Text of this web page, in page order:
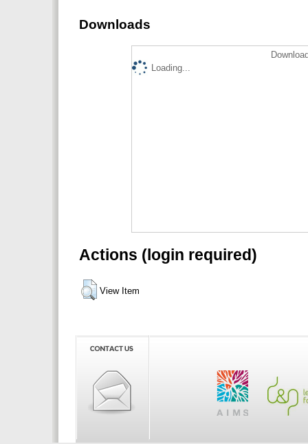
Downloads
Loading...
Actions (login required)
View Item